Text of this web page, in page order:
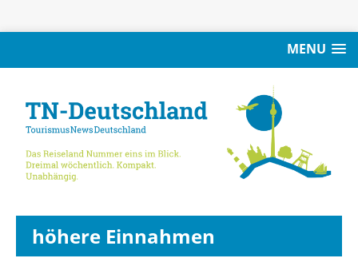
MENU
höhere Einnahmen